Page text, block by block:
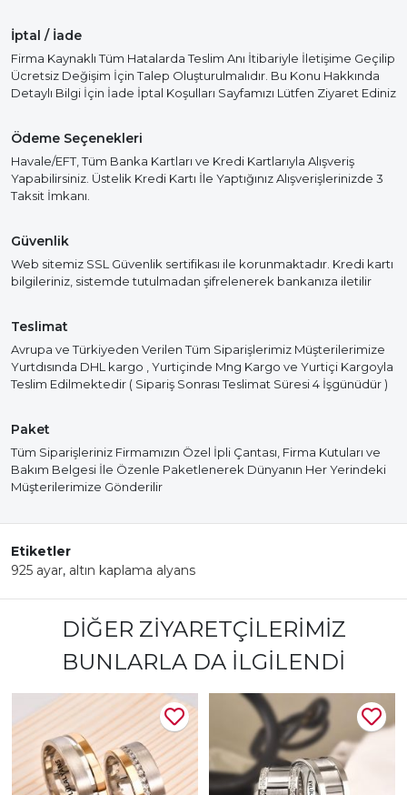
İptal / İade
Firma Kaynaklı Tüm Hatalarda Teslim Anı İtibariyle İletişime Geçilip
Ücretsiz Değişim İçin Talep Oluşturulmalıdır. Bu Konu Hakkında
Detaylı Bilgi İçin İade İptal Koşulları Sayfamızı Lütfen Ziyaret Ediniz
Ödeme Seçenekleri
Havale/EFT, Tüm Banka Kartları ve Kredi Kartlarıyla Alışveriş
Yapabilirsiniz. Üstelik Kredi Kartı İle Yaptığınız Alışverişlerinizde 3
Taksit İmkanı.
Güvenlik
Web sitemiz SSL Güvenlik sertifikası ile korunmaktadır. Kredi kartı
bilgileriniz, sistemde tutulmadan şifrelenerek bankanıza iletilir
Teslimat
Avrupa ve Türkiyeden Verilen Tüm Siparişlerimiz Müşterilerimize
Yurtdısında DHL kargo , Yurtiçinde Mng Kargo ve Yurtiçi Kargoyla
Teslim Edilmektedir ( Sipariş Sonrası Teslimat Süresi 4 İşgünüdür )
Paket
Tüm Siparişleriniz Firmamızın Özel İpli Çantası, Firma Kutuları ve
Bakım Belgesi İle Özenle Paketlenerek Dünyanın Her Yerindeki
Müşterilerimize Gönderilir
Etiketler
925 ayar, altın kaplama alyans
DIĞER ZIYARETÇILERIMIZ
BUNLARLA DA İLGILENDI